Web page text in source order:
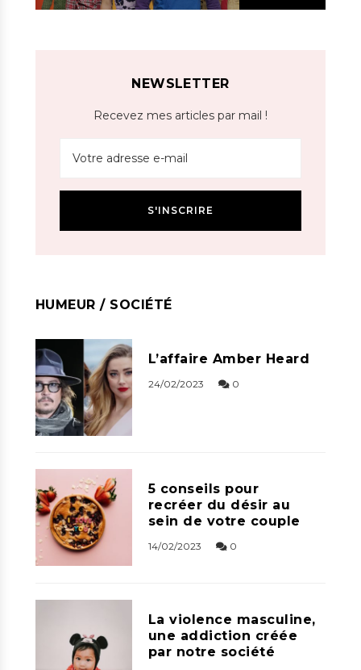
NEWSLETTER
Recevez mes articles par mail !
HUMEUR / SOCIÉTÉ
L’affaire Amber Heard
24/02/2023 0
5 conseils pour
recréer du désir au
sein de votre couple
14/02/2023 0
La violence masculine,
une addiction créée
par notre société